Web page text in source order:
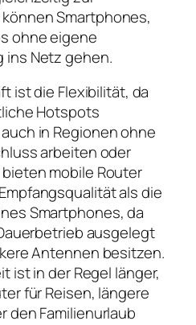
Smartphones,
ohne eigene
ins Netz gehen.
ist die Flexibilität, da
Hotspots
in Regionen ohne
arbeiten oder
mobile Router
als die
Smartphones, da
ausgelegt
Antennen besitzen.
ist in der Regel länger,
für Reisen, längere
den Familienurlaub